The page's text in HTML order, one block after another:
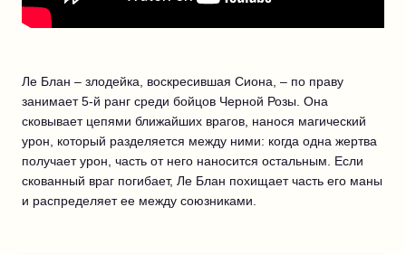
Ле Блан – злодейка, воскресившая Сиона, – по праву
занимает 5-й ранг среди бойцов Черной Розы. Она
сковывает цепями ближайших врагов, нанося магический
урон, который разделяется между ними: когда одна жертва
получает урон, часть от него наносится остальным. Если
скованный враг погибает, Ле Блан похищает часть его маны
и распределяет ее между союзниками.